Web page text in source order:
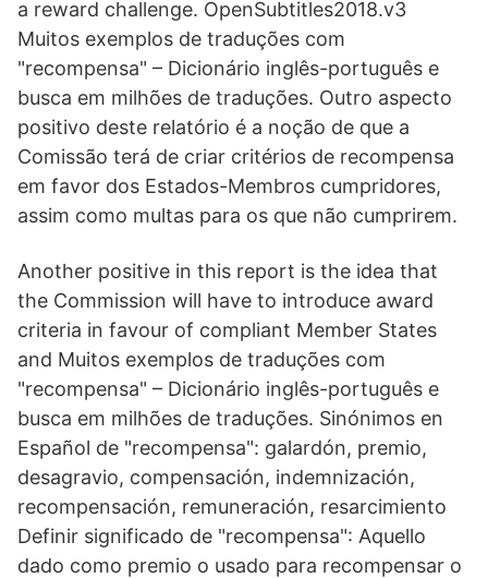
a reward challenge. OpenSubtitles2018.v3
Muitos exemplos de traduções com
"recompensa" – Dicionário inglês-português e
busca em milhões de traduções. Outro aspecto
positivo deste relatório é a noção de que a
Comissão terá de criar critérios de recompensa
em favor dos Estados-Membros cumpridores,
assim como multas para os que não cumprirem.
Another positive in this report is the idea that
the Commission will have to introduce award
criteria in favour of compliant Member States
and Muitos exemplos de traduções com
"recompensa" – Dicionário inglês-português e
busca em milhões de traduções. Sinónimos en
Español de "recompensa": galardón, premio,
desagravio, compensación, indemnización,
recompensación, remuneración, resarcimiento
Definir significado de "recompensa": Aquello
dado como premio o usado para recompensar o